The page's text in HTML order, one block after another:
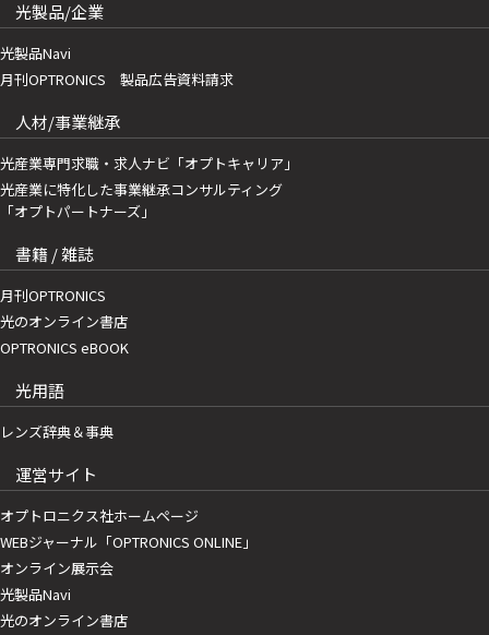
光製品/企業
光製品Navi
月刊OPTRONICS 製品広告資料請求
人材/事業継承
光産業専門求職・求人ナビ「オプトキャリア」
光産業に特化した事業継承コンサルティング
「オプトパートナーズ」
書籍 / 雑誌
月刊OPTRONICS
光のオンライン書店
OPTRONICS eBOOK
光用語
レンズ辞典＆事典
運営サイト
オプトロニクス社ホームページ
WEBジャーナル「OPTRONICS ONLINE」
オンライン展示会
光製品Navi
光のオンライン書店